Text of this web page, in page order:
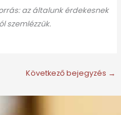
az általunk érdekesnek
szemlézzük.
Következő bejegyzés →